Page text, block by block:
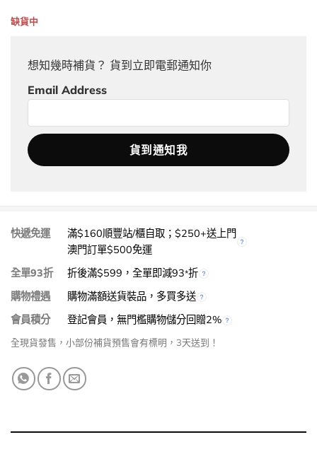
缺貨中
想知幾時補貨？ 貨到立即電郵通知你
Email Address
快遞免運
滿$160順豐站/櫃自取；$250+送上門
澳門訂單$500免運
全單93折
折後滿$599，全單即減93*折
購物禮遇
購物滿額送貨裝品，多買多送
會員積分
登記會員，無門檻購物儲分回贈2%
全現貨發售，小部份補貨預售會有標明，3天送到！